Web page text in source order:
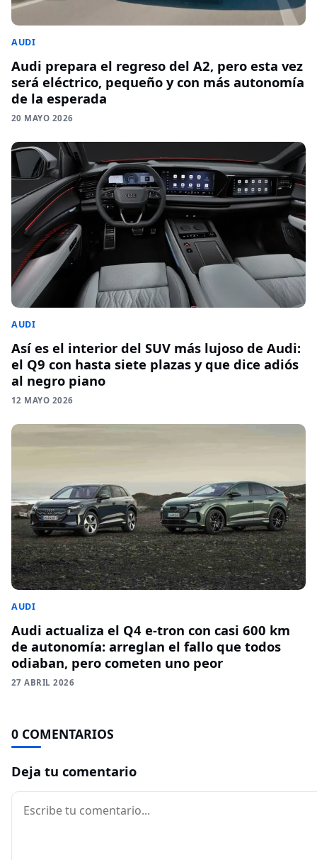
AUDI
Audi prepara el regreso del A2, pero esta vez
será eléctrico, pequeño y con más autonomía
de la esperada
20 MAYO 2026
AUDI
Así es el interior del SUV más lujoso de Audi:
el Q9 con hasta siete plazas y que dice adiós
al negro piano
12 MAYO 2026
AUDI
Audi actualiza el Q4 e-tron con casi 600 km
de autonomía: arreglan el fallo que todos
odiaban, pero cometen uno peor
27 ABRIL 2026
0 COMENTARIOS
Deja tu comentario
Comentario